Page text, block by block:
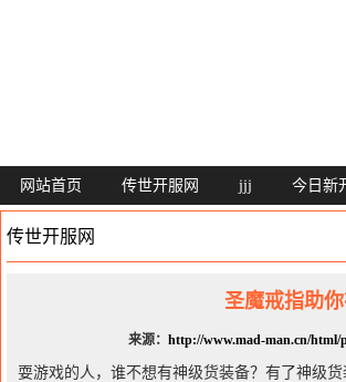
网站首页 传世开服网 jjj 今日新
传世开服网
圣魔戒指助
来源： http://www.mad-man.cn/html/
耍游戏的人，谁不想有神级货装备？有了神级